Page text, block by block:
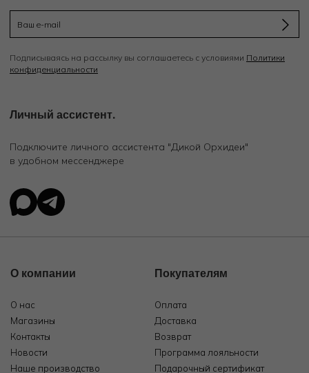
Подписываясь на рассылку вы соглашаетесь с условиями Политики
конфиденциальности
Личный ассистент.
Подключите личного ассистента "Дикой Орхидеи"
в удобном мессенджере
О компании
О нас
Магазины
Контакты
Новости
Наше производство
Покупателям
Оплата
Доставка
Возврат
Программа лояльности
Подарочный сертификат